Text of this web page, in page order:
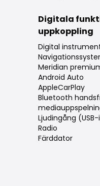
Digitala
uppkoppling
Digital
Meridian
Android Auto
AppleCarPlay
Bluetooth
Ljudingång
Radio
Färddator